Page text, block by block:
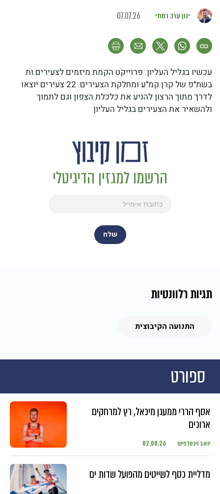
ינון ערב רמתי 07.07.26
עכשיו בגליל העליון: פרוייקט הקמת מיזמים לצעירים.ות
בשת"פ של קרן קמ"ע ומחלקת הצעירים. 22 צעירים יוצאו
לדרך מתוך הרצון להניע את כלכלת הצפון וגם לתמוך
ולהשאיר את הצעירים בגליל העליון
הרשמו למגזין הדיגיטלי
תגיות רלוונטיות
התנועה הקיבוצית
ספורט
אסף הררי ממעגן מיכאל, רץ למרחקים
ארוכים
יואב ויכסלפיש 02.08.26
מדליית כסף לשייטים מהפועל שדות ים